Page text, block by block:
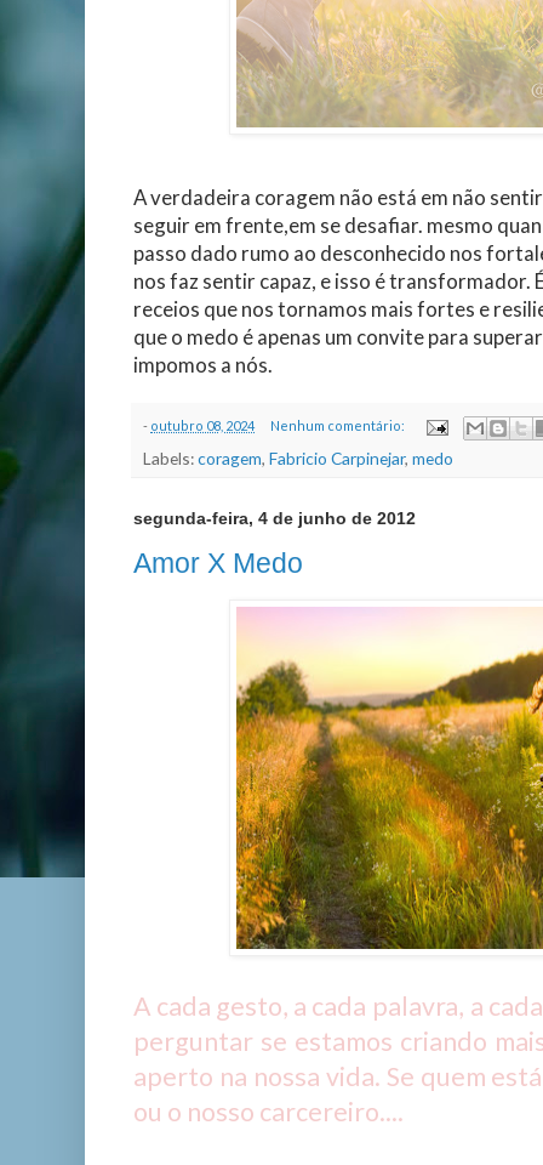
A verdadeira coragem não está em não
seguir em frente,em se desafiar. mesmo
passo dado rumo ao desconhecido nos
nos faz sentir capaz, e isso é transformador.
receios que nos tornamos mais fortes e
que o medo é apenas um convite para
impomos a nós.
- outubro 08, 2024 Nenhum comentário:
Labels:coragem, Fabricio Carpinejar, medo
segunda-feira, 4 de junho de 2012
Amor X Medo
A cada gesto, a cada palavra, a
perguntar se estamos criando
aperto na nossa vida. Se quem
ou o nosso carcereiro....